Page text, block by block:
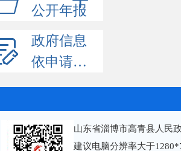
公开年报
政府信息
依申请公开
山东省淄博市高青县人民
建议电脑分辨率大于